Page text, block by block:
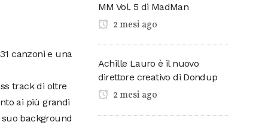
canzoni e una
track di oltre
ai più grandi
background
MM Vol. 5 di MadMan
2 mesi ago
Achille Lauro è il nuovo
direttore creativo di Dondup
2 mesi ago